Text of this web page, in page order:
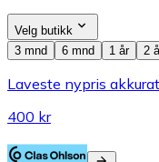
Velg butikk
3 mnd
6 mnd 1 år 2
Laveste nypris
400 kr